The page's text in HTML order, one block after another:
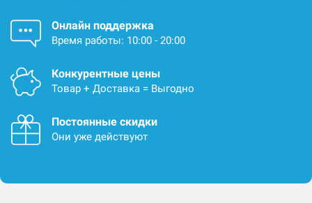
Онлайн поддержка
Время работы: 10:00 - 20:00
Конкурентные цены
Товар + Доставка = Выгодно
Постоянные скидки
Они уже действуют